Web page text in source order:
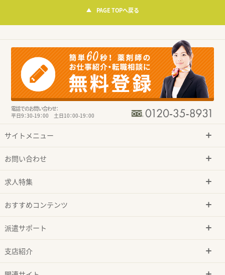
PAGE TOPへ戻る
電話でのお問い合わせ：
平日9：30-19：00 土日10：00-19：00
サイトメニュー
お問い合わせ
求人特集
おすすめコンテンツ
派遣サポート
支店紹介